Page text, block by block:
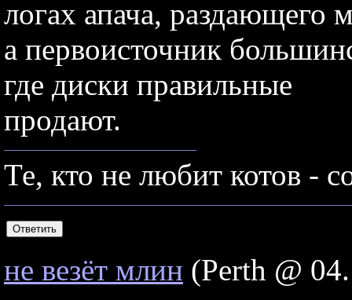
логах апача, раздающего
а первоисточник
где диски правильные
продают.
Те, кто не любит котов -
не везёт млин (Perth @